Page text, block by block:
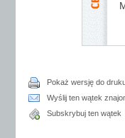
Pokaż wersję do
Wyślij ten wątek
Subskrybuj ten wątek